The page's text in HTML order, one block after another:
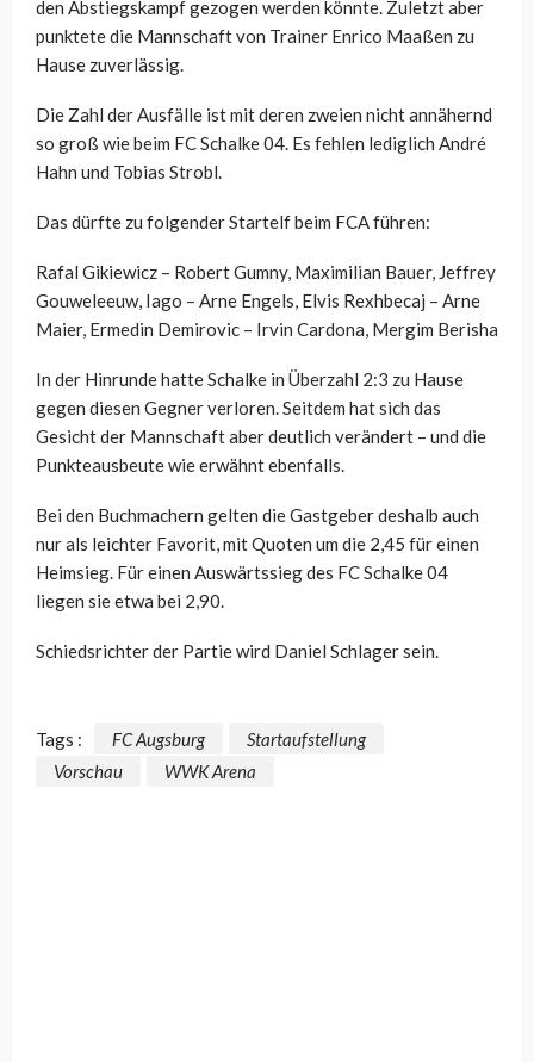
den Abstiegskampf gezogen werden könnte. Zuletzt aber
punktete die Mannschaft von Trainer Enrico Maaßen zu
Hause zuverlässig.
Die Zahl der Ausfälle ist mit deren zweien nicht annähernd
so groß wie beim FC Schalke 04. Es fehlen lediglich André
Hahn und Tobias Strobl.
Das dürfte zu folgender Startelf beim FCA führen:
Rafal Gikiewicz – Robert Gumny, Maximilian Bauer, Jeffrey
Gouweleeuw, Iago – Arne Engels, Elvis Rexhbecaj – Arne
Maier, Ermedin Demirovic – Irvin Cardona, Mergim Berisha
In der Hinrunde hatte Schalke in Überzahl 2:3 zu Hause
gegen diesen Gegner verloren. Seitdem hat sich das
Gesicht der Mannschaft aber deutlich verändert – und die
Punkteausbeute wie erwähnt ebenfalls.
Bei den Buchmachern gelten die Gastgeber deshalb auch
nur als leichter Favorit, mit Quoten um die 2,45 für einen
Heimsieg. Für einen Auswärtssieg des FC Schalke 04
liegen sie etwa bei 2,90.
Schiedsrichter der Partie wird Daniel Schlager sein.
Tags : FC Augsburg
Startaufstellung
Vorschau
WWK Arena